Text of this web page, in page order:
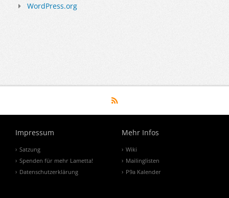
WordPress.org
Impressum
Satzung
Spenden für mehr Lametta!
Datenschutzerklärung
Mehr Infos
Wiki
Mailinglisten
P9a Kalender